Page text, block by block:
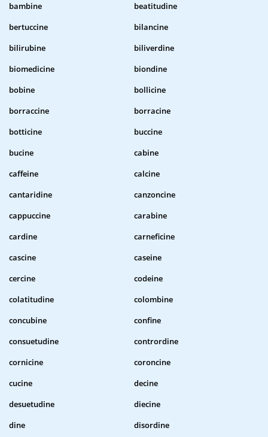
bambine
beatitudine
bertuccine
bilancine
bilirubine
biliverdine
biomedicine
biondine
bobine
bollicine
borraccine
borracine
botticine
buccine
bucine
cabine
caffeine
calcine
cantaridine
canzoncine
cappuccine
carabine
cardine
carneficine
cascine
caseine
cercine
codeine
colatitudine
colombine
concubine
confine
consuetudine
contrordine
cornicine
coroncine
cucine
decine
desuetudine
diecine
dine
disordine